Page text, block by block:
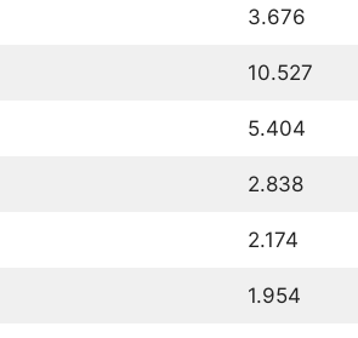
3.676
10.527
5.404
2.838
2.174
1.954